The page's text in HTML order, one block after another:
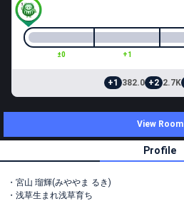
±0 +1
+1 382.0 +2 2.7K
View Room
Profile
・宮山 瑠輝(みややま るき)
・浅草生まれ浅草育ち